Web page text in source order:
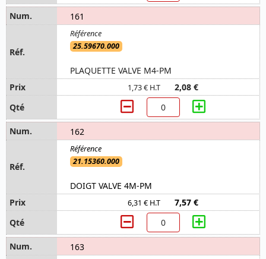
161
25.59670.000
PLAQUETTE VALVE M4-PM
1,73 € H.T 2,08 €
162
21.15360.000
DOIGT VALVE 4M-PM
6,31 € H.T 7,57 €
163